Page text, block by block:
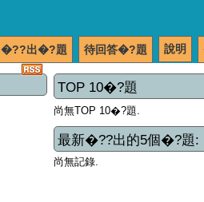
說明
待回答�?題
�??出�?題
TOP 10�?題
尚無TOP 10�?題.
最新�??出的5個�?題:
尚無記錄.